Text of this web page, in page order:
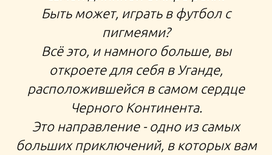
тур в ДР Конго Уганду Руанду,
Быть может, играть в футбол с
пигмеями?
Всё это, и намного больше, вы
откроете для себя в Уганде,
расположившейся в самом сердце
Черного Континента.
Это направление - одно из самых
больших приключений, в которых вам